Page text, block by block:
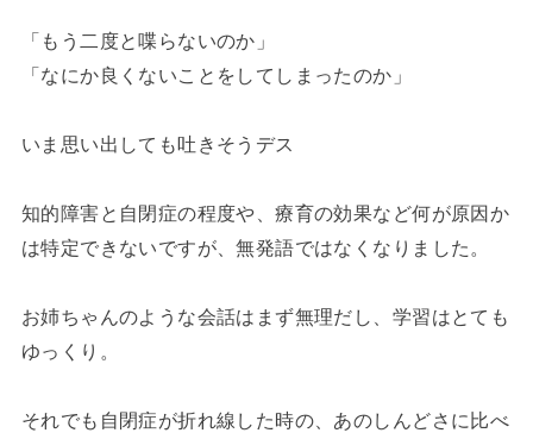
「もう二度と喋らないのか」
「なにか良くないことをしてしまったのか」
いま思い出しても吐きそうデス
知的障害と自閉症の程度や、療育の効果など何が原因か
は特定できないですが、無発語ではなくなりました。
お姉ちゃんのような会話はまず無理だし、学習はとても
ゆっくり。
それでも自閉症が折れ線した時の、あのしんどさに比べ